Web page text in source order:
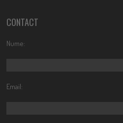
CONTACT
Nume:
Email: